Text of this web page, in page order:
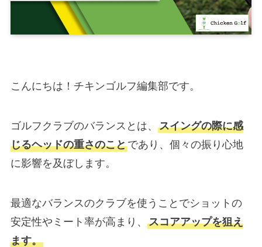
こんにちは！チキンゴルフ編集部です。
ゴルフクラブのバランスとは、 スイングの際に感
じるヘッドの重さのことであり、個々の振り心地
に影響を及ぼします。
最適なバランスのクラブを使うことでショットの
安定性やミート率が高まり、 スコアアップを狙え
ます。